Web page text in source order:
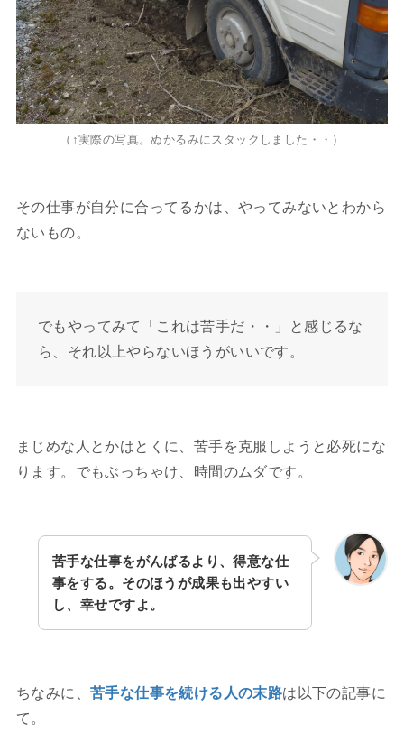
（↑実際の写真。ぬかるみにスタックしました・・）
その仕事が自分に合ってるかは、やってみないとわから
ないもの。
でもやってみて「これは苦手だ・・」と感じるな
ら、それ以上やらないほうがいいです。
まじめな人とかはとくに、苦手を克服しようと必死にな
ります。でもぶっちゃけ、時間のムダです。
苦手な仕事をがんばるより、得意な仕
事をする。そのほうが成果も出やすい
し、幸せですよ。
ちなみに、 苦手な仕事を続ける人の末路は以下の記事に
て。